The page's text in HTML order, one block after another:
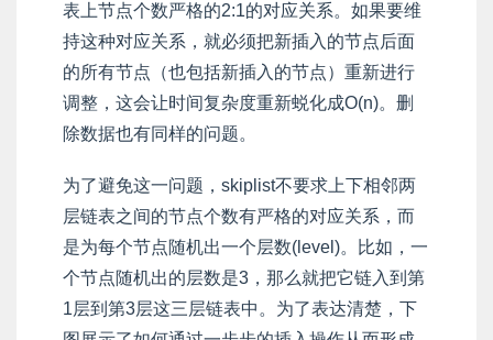
表上节点个数严格的2:1的对应关系。如果要维
持这种对应关系，就必须把新插入的节点后面
的所有节点（也包括新插入的节点）重新进行
调整，这会让时间复杂度重新蜕化成O(n)。删
除数据也有同样的问题。
为了避免这一问题，skiplist不要求上下相邻两
层链表之间的节点个数有严格的对应关系，而
是为每个节点随机出一个层数(level)。比如，一
个节点随机出的层数是3，那么就把它链入到第
1层到第3层这三层链表中。为了表达清楚，下